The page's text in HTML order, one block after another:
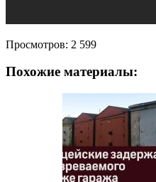
Просмотров: 2 599
Похожие материалы: